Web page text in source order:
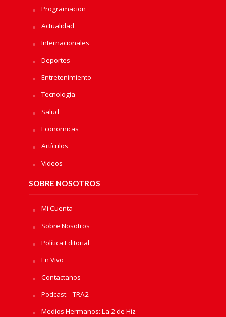
Programacion
Actualidad
Internacionales
Deportes
Entretenimiento
Tecnologia
Salud
Economicas
Artículos
Videos
SOBRE NOSOTROS
Mi Cuenta
Sobre Nosotros
Política Editorial
En Vivo
Contactanos
Podcast – TRA2
Medios Hermanos: La 2 de Hiz